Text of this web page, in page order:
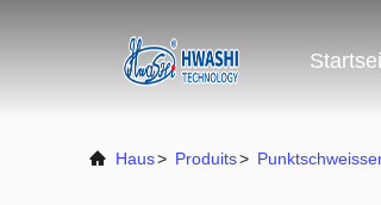
Haus> Produits>